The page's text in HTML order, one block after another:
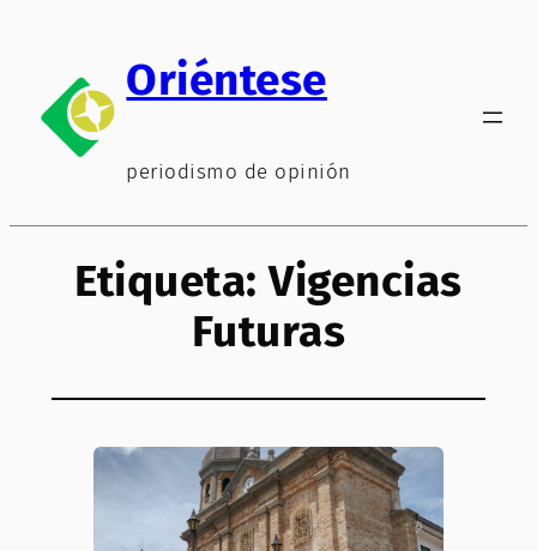
contenido
Oriéntese
periodismo de opinión
Etiqueta:Vigencias
Futuras